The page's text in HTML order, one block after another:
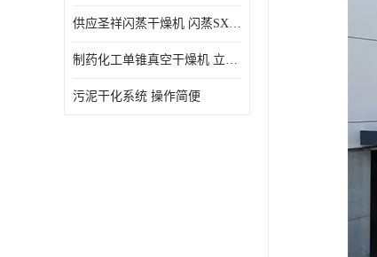
供应圣祥闪蒸干燥机 闪蒸SXG-16型干燥机
制药化工单锥真空干燥机 立式锥形螺带搅拌式真空烘干机
污泥干化系统 操作简便